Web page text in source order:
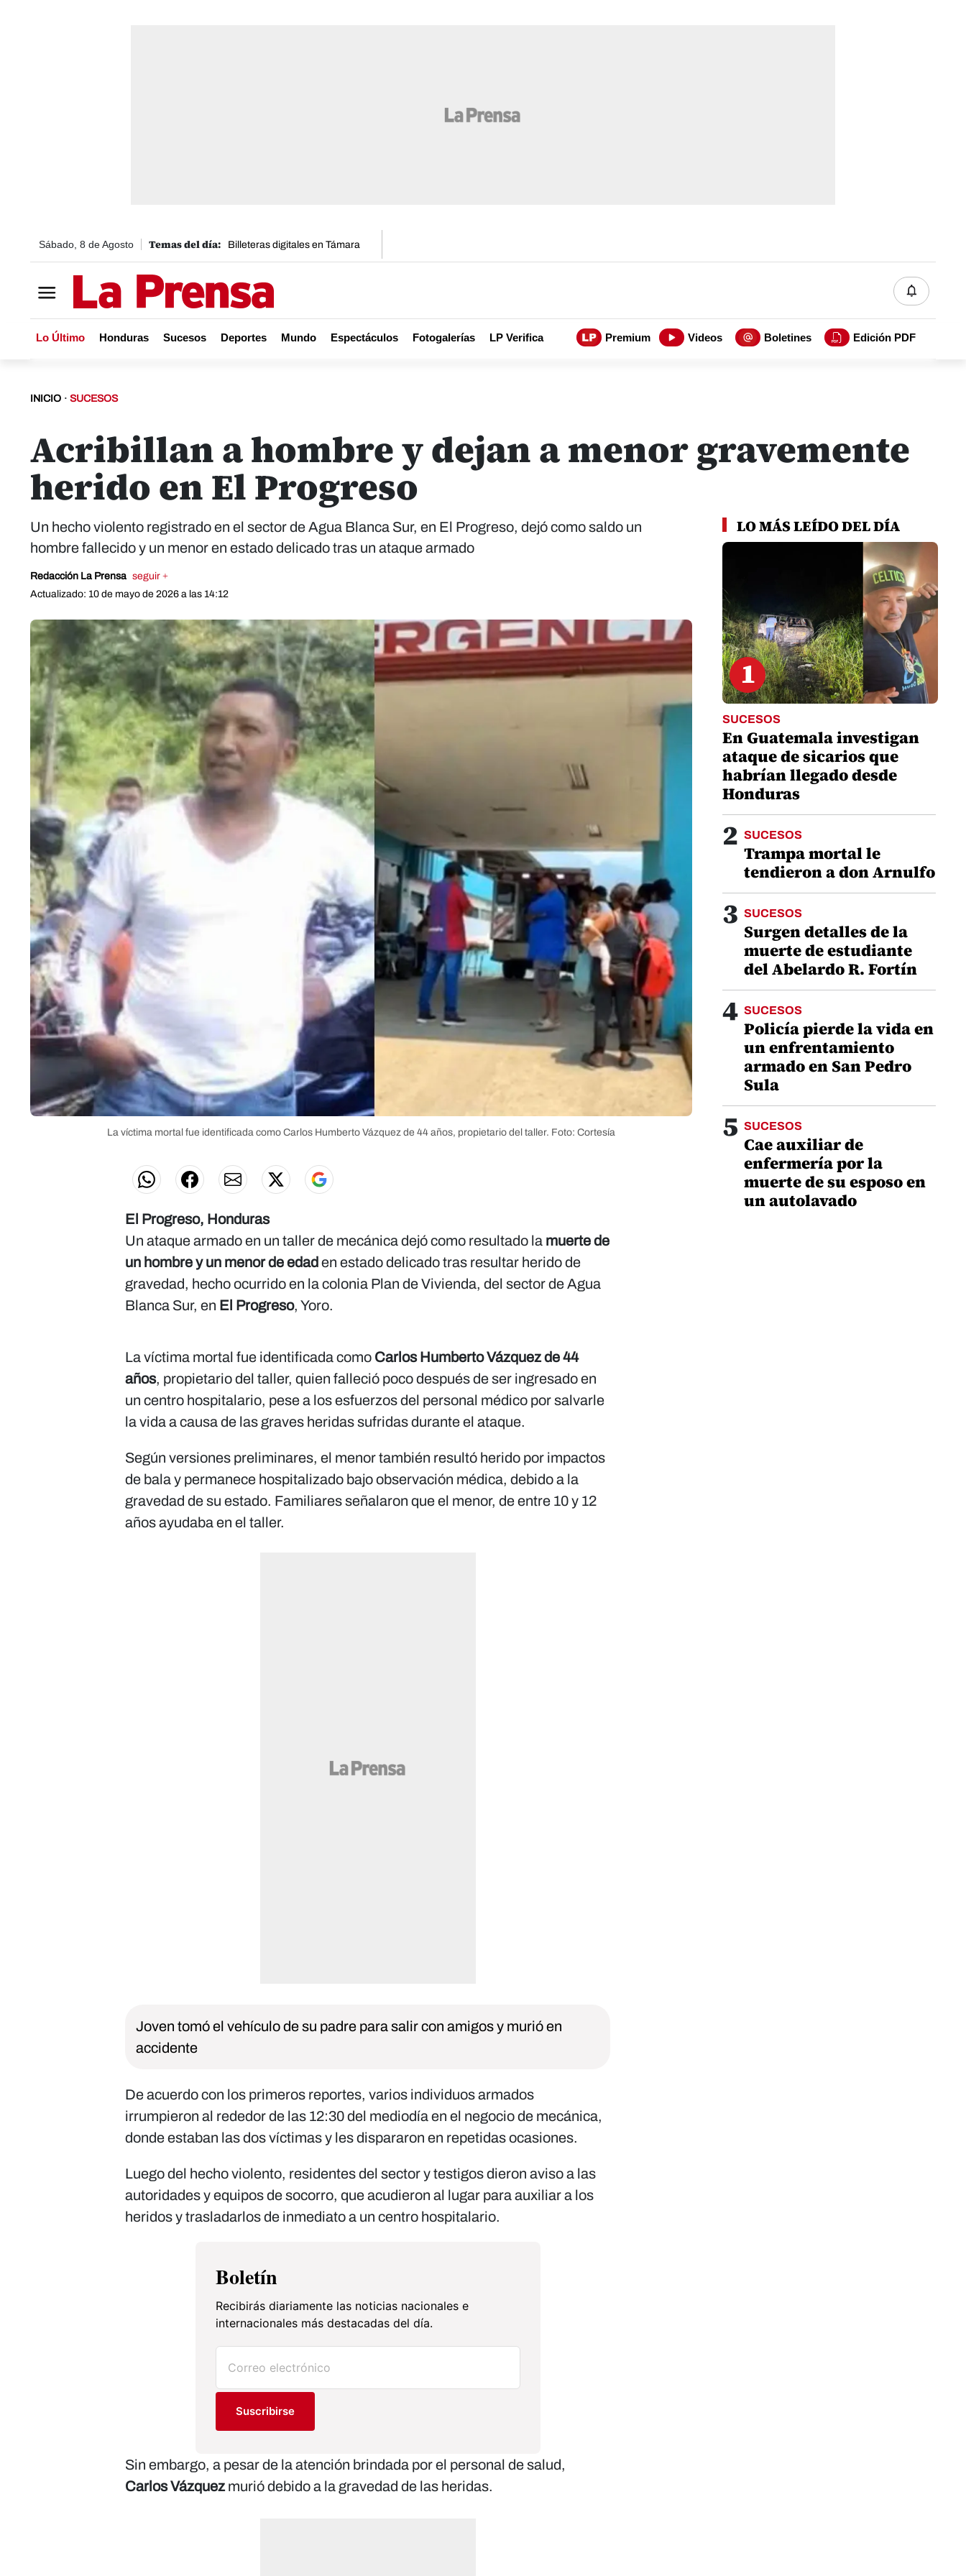
Sábado, 8 de Agosto Billeteras digitales en Támara
Lo Último Honduras Sucesos Deportes Mundo Espectáculos Fotogalerías LP Verifica Premium Videos Boletines Edición PDF
INICIO · SUCESOS
Acribillan a hombre y dejan a menor gravemente
herido en El Progreso
Un hecho violento registrado en el sector de Agua Blanca Sur, en El Progreso, dejó como saldo un
hombre fallecido y un menor en estado delicado tras un ataque armado
Redacción La Prensa seguir +
Actualizado: 10 de mayo de 2026 a las 14:12
La víctima mortal fue identificada como Carlos Humberto Vázquez de 44 años, propietario del taller. Foto: Cortesía
El Progreso, Honduras
Un ataque armado en un taller de mecánica dejó como resultado la muerte de
un hombre y un menor de edad en estado delicado tras resultar herido de
gravedad, hecho ocurrido en la colonia Plan de Vivienda, del sector de Agua
Blanca Sur, en El Progreso, Yoro.
La víctima mortal fue identificada como Carlos Humberto Vázquez de 44
años, propietario del taller, quien falleció poco después de ser ingresado en
un centro hospitalario, pese a los esfuerzos del personal médico por salvarle
la vida a causa de las graves heridas sufridas durante el ataque.
Según versiones preliminares, el menor también resultó herido por impactos
de bala y permanece hospitalizado bajo observación médica, debido a la
gravedad de su estado. Familiares señalaron que el menor, de entre 10 y 12
años ayudaba en el taller.
Joven tomó el vehículo de su padre para salir con amigos y murió en
accidente
De acuerdo con los primeros reportes, varios individuos armados
irrumpieron al rededor de las 12:30 del mediodía en el negocio de mecánica,
donde estaban las dos víctimas y les dispararon en repetidas ocasiones.
Luego del hecho violento, residentes del sector y testigos dieron aviso a las
autoridades y equipos de socorro, que acudieron al lugar para auxiliar a los
heridos y trasladarlos de inmediato a un centro hospitalario.
Boletín
Recibirás diariamente las noticias nacionales e
internacionales más destacadas del día.
Suscribirse
Sin embargo, a pesar de la atención brindada por el personal de salud,
Carlos Vázquezmurió debido a la gravedad de las heridas.
LO MÁS LEÍDO DEL DÍA
1
SUCESOS
En Guatemala investigan
ataque de sicarios que
habrían llegado desde
Honduras
2 SUCESOS
Trampa mortal le
tendieron a don Arnulfo
3 SUCESOS
Surgen detalles de la
muerte de estudiante
del Abelardo R. Fortín
4 SUCESOS
Policía pierde la vida en
un enfrentamiento
armado en San Pedro
Sula
5 SUCESOS
Cae auxiliar de
enfermería por la
muerte de su esposo en
un autolavado